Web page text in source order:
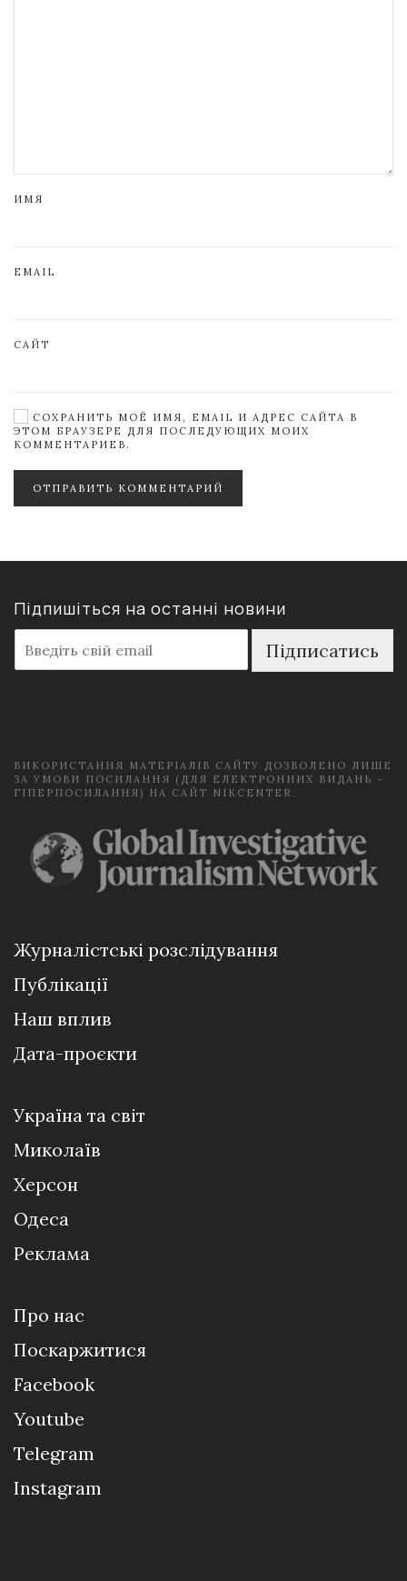
ИМЯ
EMAIL
САЙТ
СОХРАНИТЬ МОЁ ИМЯ, EMAIL И АДРЕС САЙТА В
ЭТОМ БРАУЗЕРЕ ДЛЯ ПОСЛЕДУЮЩИХ МОИХ
КОММЕНТАРИЕВ.
ОТПРАВИТЬ КОММЕНТАРИЙ
Підпишіться на останні новини
m
a
Підписатись
ВИКОРИСТАННЯ МАТЕРІАЛІВ САЙТУ ДОЗВОЛЕНО ЛИШЕ
ЗА УМОВИ ПОСИЛАННЯ (ДЛЯ ЕЛЕКТРОННИХ ВИДАНЬ -
ГІПЕРПОСИЛАННЯ) НА САЙТ NIKCENTER.
Журналістські розслідування
Публікації
Наш вплив
Дата-проєкти
Україна та світ
Миколаїв
Херсон
Одеса
Реклама
Про нас
Поскаржитися
Facebook
Youtube
Telegram
Instagram